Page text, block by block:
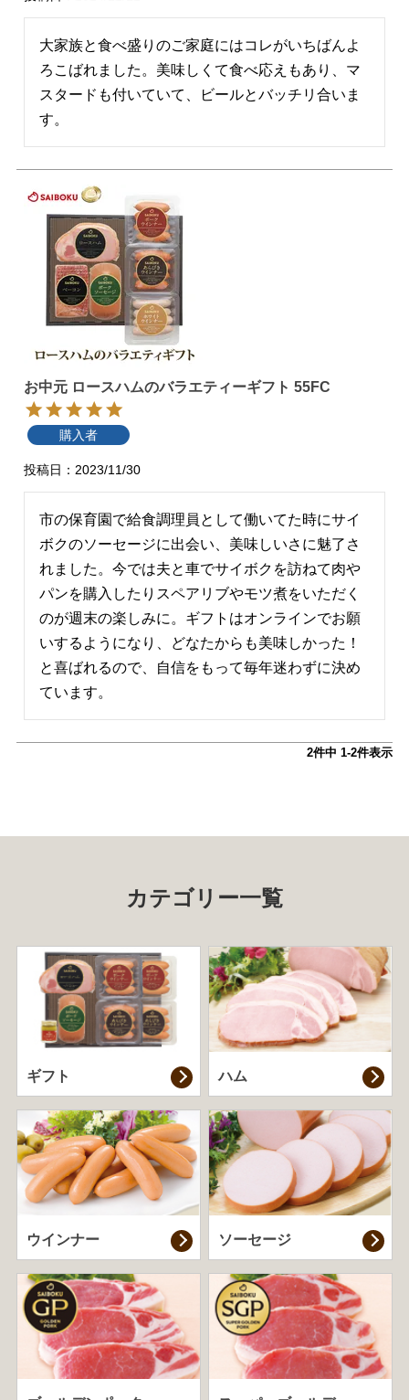
大家族と食べ盛りのご家庭にはコレがいちばんよ
ろこばれました。美味しくて食べ応えもあり、マ
スタードも付いていて、ビールとバッチリ合いま
す。
お中元 ロースハムのバラエティーギフト 55FC
購入者
投稿日 2023/11/30
市の保育園で給食調理員として働いてた時にサイ
ボクのソーセージに出会い、美味しいさに魅了さ
れました。今では夫と車でサイボクを訪ねて肉や
パンを購入したりスペアリブやモツ煮をいただく
のが週末の楽しみに。ギフトはオンラインでお願
いするようになり、どなたからも美味しかった！
と喜ばれるので、自信をもって毎年迷わずに決め
ています。
2件中 1-2件表示
カテゴリー一覧
ギフト ハム
ウインナー ソーセージ